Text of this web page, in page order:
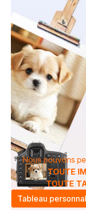
Nous pouvons
TOUTE
TOUTE
Tableau